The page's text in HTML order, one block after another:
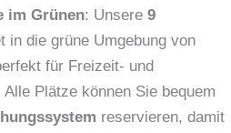
im Grünen: Unsere 9
in die grüne Umgebung von
für Freizeit- und
Plätze können Sie bequem
reservieren, damit